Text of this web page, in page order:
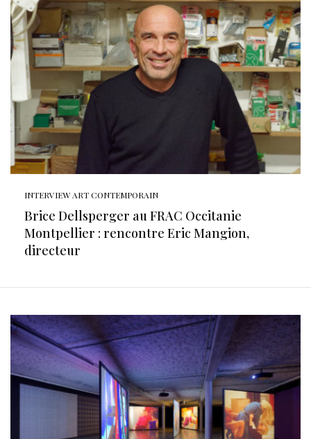
INTERVIEW ART CONTEMPORAIN
Brice Dellsperger au FRAC Occitanie
Montpellier : rencontre Eric Mangion,
directeur